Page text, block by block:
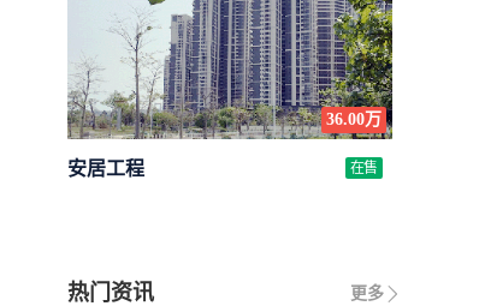
36.00万
安居工程 在售
更多
热门资讯